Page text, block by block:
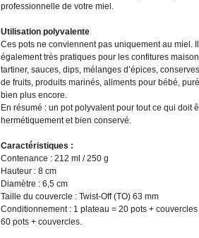
professionnelle de votre miel.
Utilisation polyvalente
Ces pots ne conviennent pas uniquement au miel.
également très pratiques pour les confitures
tartiner, sauces, dips, mélanges d’épices,
de fruits, produits marinés, aliments pour bébé,
bien plus encore.
En résumé : un pot polyvalent pour tout ce qui doit
hermétiquement et bien conservé.
Caractéristiques :
Contenance : 212 ml / 250 g
Hauteur : 8 cm
Diamètre : 6,5 cm
Taille du couvercle : Twist-Off (TO) 63 mm
Conditionnement : 1 plateau = 20 pots +
60 pots + couvercles.